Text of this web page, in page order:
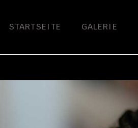
STARTSEITE GALERIE